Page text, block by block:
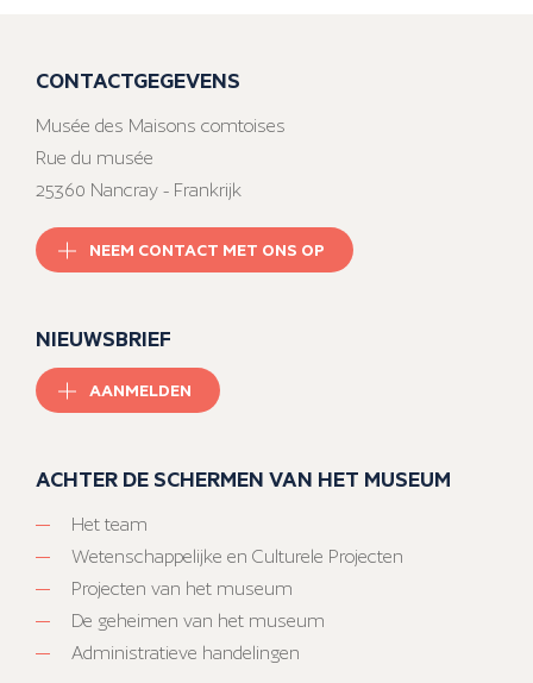
CONTACTGEGEVENS
Musée des Maisons comtoises
Rue du musée
25360 Nancray - Frankrijk
NEEM CONTACT MET ONS OP
NIEUWSBRIEF
AANMELDEN
ACHTER DE SCHERMEN VAN HET MUSEUM
Het team
Wetenschappelijke en Culturele Projecten
Projecten van het museum
De geheimen van het museum
Administratieve handelingen